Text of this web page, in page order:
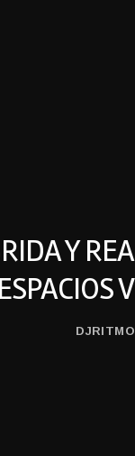
Y
ESPACIOS